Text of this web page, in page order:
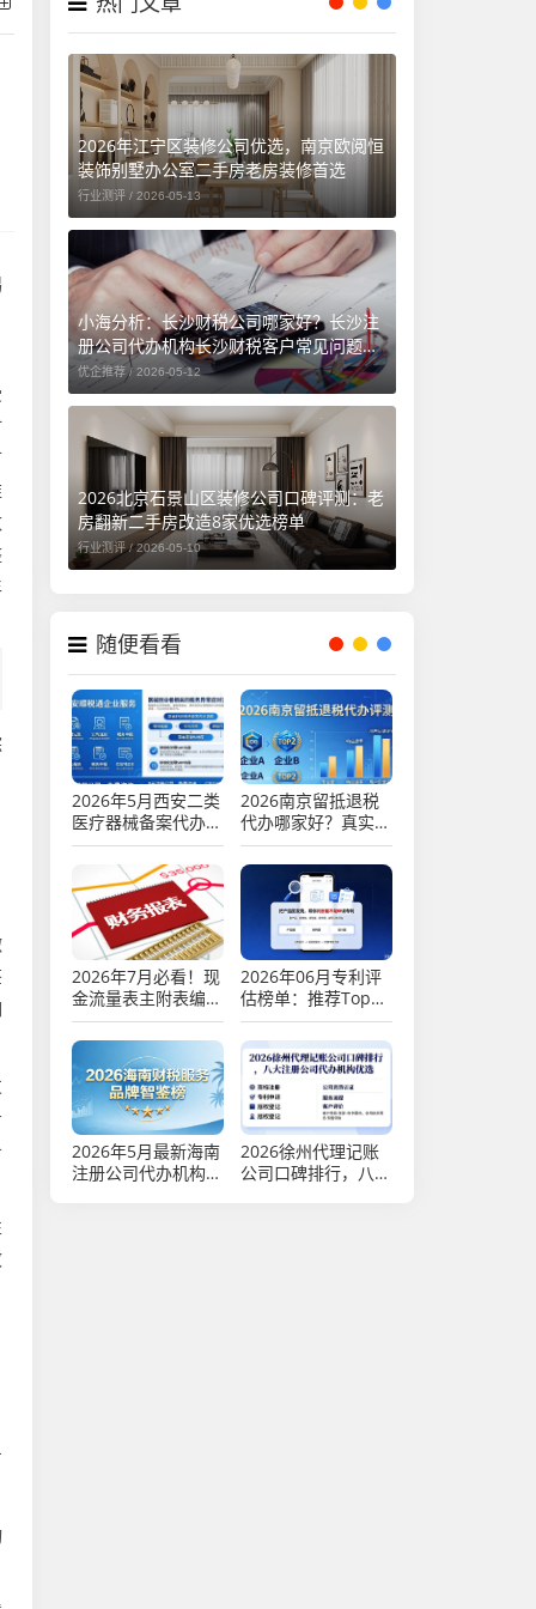
2026年江宁区装修公司优选，南京欧阅恒
装饰别墅办公室二手房老房装修首选
行业测评 / 2026-05-13
小海分析：长沙财税公司哪家好？长沙注
册公司代办机构长沙财税客户常见问题汇
总（长沙勤和财务专属解答）
优企推荐 / 2026-05-12
2026北京石景山区装修公司口碑评测：老
房翻新二手房改造8家优选榜单
行业测评 /2026-05-10
随便看看
2026年5月西安二类
医疗器械备案代办口
碑品牌排行推荐
2026南京留抵退税
代办哪家好？真实评
测口碑排行Top2
2026年7月必看！现
金流量表主附表编制
及差异处理指南
2026年06月专利评
估榜单：推荐Top5
方法，哪个好？
2026年5月最新海南
注册公司代办机构口
2026徐州代理记账
公司口碑排行，八大